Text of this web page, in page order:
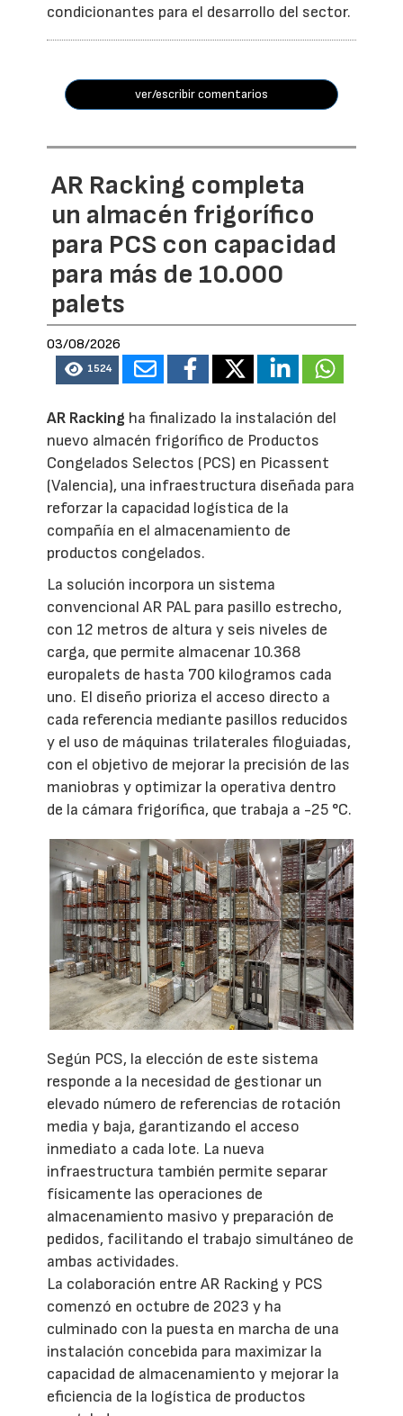
condicionantes para el desarrollo del sector.
ver/escribir comentarios
AR Racking completa
un almacén frigorífico
para PCS con capacidad
para más de 10.000
palets
03/08/2026
1524
AR Racking ha finalizado la instalación del
nuevo almacén frigorífico de Productos
Congelados Selectos (PCS) en Picassent
(Valencia), una infraestructura diseñada para
reforzar la capacidad logística de la
compañía en el almacenamiento de
productos congelados.
La solución incorpora un sistema
convencional AR PAL para pasillo estrecho,
con 12 metros de altura y seis niveles de
carga, que permite almacenar 10.368
europalets de hasta 700 kilogramos cada
uno. El diseño prioriza el acceso directo a
cada referencia mediante pasillos reducidos
y el uso de máquinas trilaterales filoguiadas,
con el objetivo de mejorar la precisión de las
maniobras y optimizar la operativa dentro
de la cámara frigorífica, que trabaja a -25 °C.
Según PCS, la elección de este sistema
responde a la necesidad de gestionar un
elevado número de referencias de rotación
media y baja, garantizando el acceso
inmediato a cada lote. La nueva
infraestructura también permite separar
físicamente las operaciones de
almacenamiento masivo y preparación de
pedidos, facilitando el trabajo simultáneo de
ambas actividades.
La colaboración entre AR Racking y PCS
comenzó en octubre de 2023 y ha
culminado con la puesta en marcha de una
instalación concebida para maximizar la
capacidad de almacenamiento y mejorar la
eficiencia de la logística de productos